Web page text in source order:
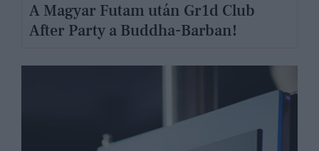
A Magyar Futam után Gr1d Club
After Party a Buddha-Barban!